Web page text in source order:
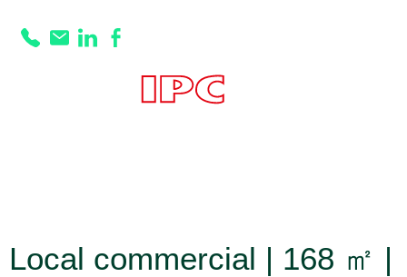
Prestation :
cellule de 8,3 m
Local commercial | 168 ㎡ |